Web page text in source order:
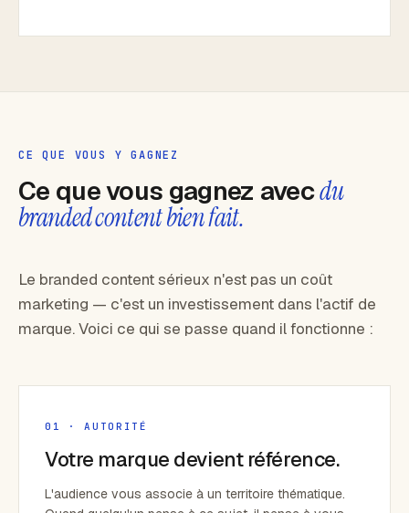
CE QUE VOUS Y GAGNEZ
Ce que vous gagnez avecdu
branded content bien fait.
Le branded content sérieux n'est pas un coût
marketing — c'est un investissement dans l'actif de
marque. Voici ce qui se passe quand il fonctionne :
01 · AUTORITÉ
Votre marque devient référence.
L'audience vous associe à un territoire thématique.